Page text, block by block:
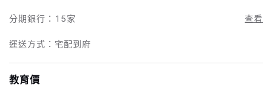
分期銀行： 15家 查看
運送方式：宅配到府
教育價